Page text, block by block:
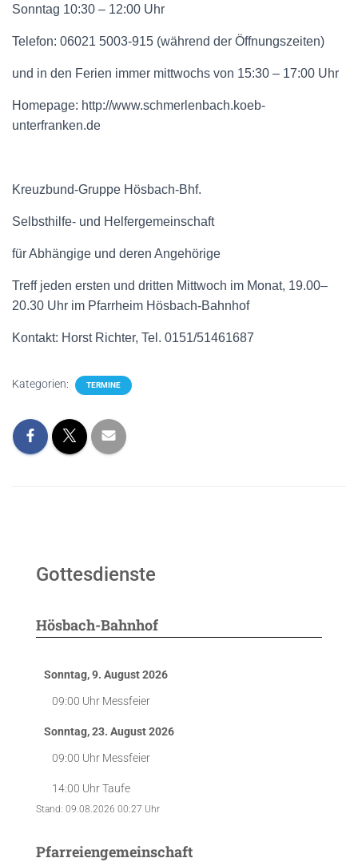
Sonntag 10:30 – 12:00 Uhr
Telefon: 06021 5003-915 (während der Öffnungszeiten)
und in den Ferien immer mittwochs von 15:30 – 17:00 Uhr
Homepage: http://www.schmerlenbach.koeb-
unterfranken.de
Kreuzbund-Gruppe Hösbach-Bhf.
Selbsthilfe- und Helfergemeinschaft
für Abhängige und deren Angehörige
Treff jeden ersten und dritten Mittwoch im Monat, 19.00–
20.30 Uhr im Pfarrheim Hösbach-Bahnhof
Kontakt: Horst Richter, Tel. 0151/51461687
Kategorien: TERMINE
Gottesdienste
Hösbach-Bahnhof
Sonntag, 9. August 2026
09:00 Uhr Messfeier
Sonntag, 23. August 2026
09:00 Uhr Messfeier
14:00 UhrTaufe
Stand: 09.08.2026 00:27 Uhr
Pfarreiengemeinschaft